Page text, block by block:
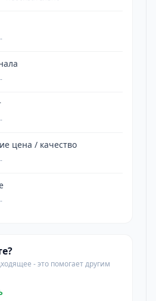
-
-
-
цена / качество
-
-
- это помогает другим